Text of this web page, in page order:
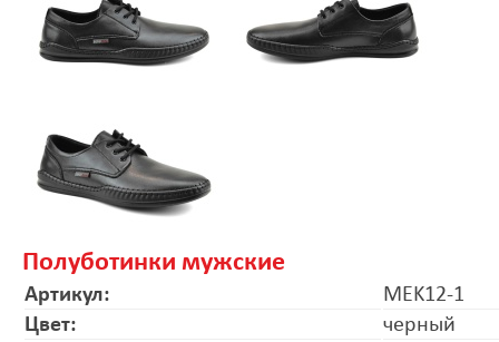
Полуботинки мужские
Артикул:
MEK12-1
Цвет:
черный